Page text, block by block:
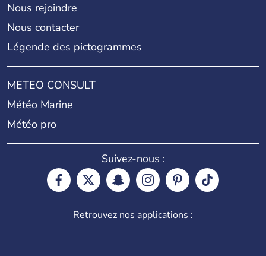
Nous rejoindre
Nous contacter
Légende des pictogrammes
METEO CONSULT
Météo Marine
Météo pro
Suivez-nous :
Retrouvez nos applications :